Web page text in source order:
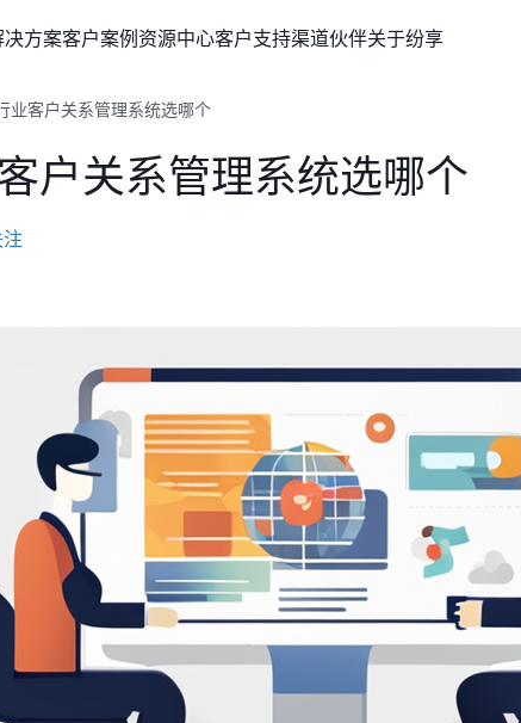
决方案客户案例资源中心客户支持渠道伙伴关于纷享
业客户关系管理系统选哪个
户关系管理系统选哪个